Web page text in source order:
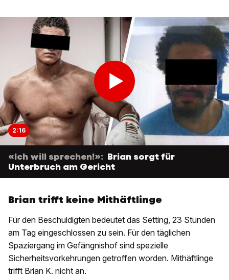
2:16
«Ich will sprechen!»: Brian sorgt für
Unterbruch am Gericht
Brian trifft keine Mithäftlinge
Für den Beschuldigten bedeutet das Setting, 23 Stunden
am Tag eingeschlossen zu sein. Für den täglichen
Spaziergang im Gefängnishof sind spezielle
Sicherheitsvorkehrungen getroffen worden. Mithäftlinge
trifft Brian K. nicht an.